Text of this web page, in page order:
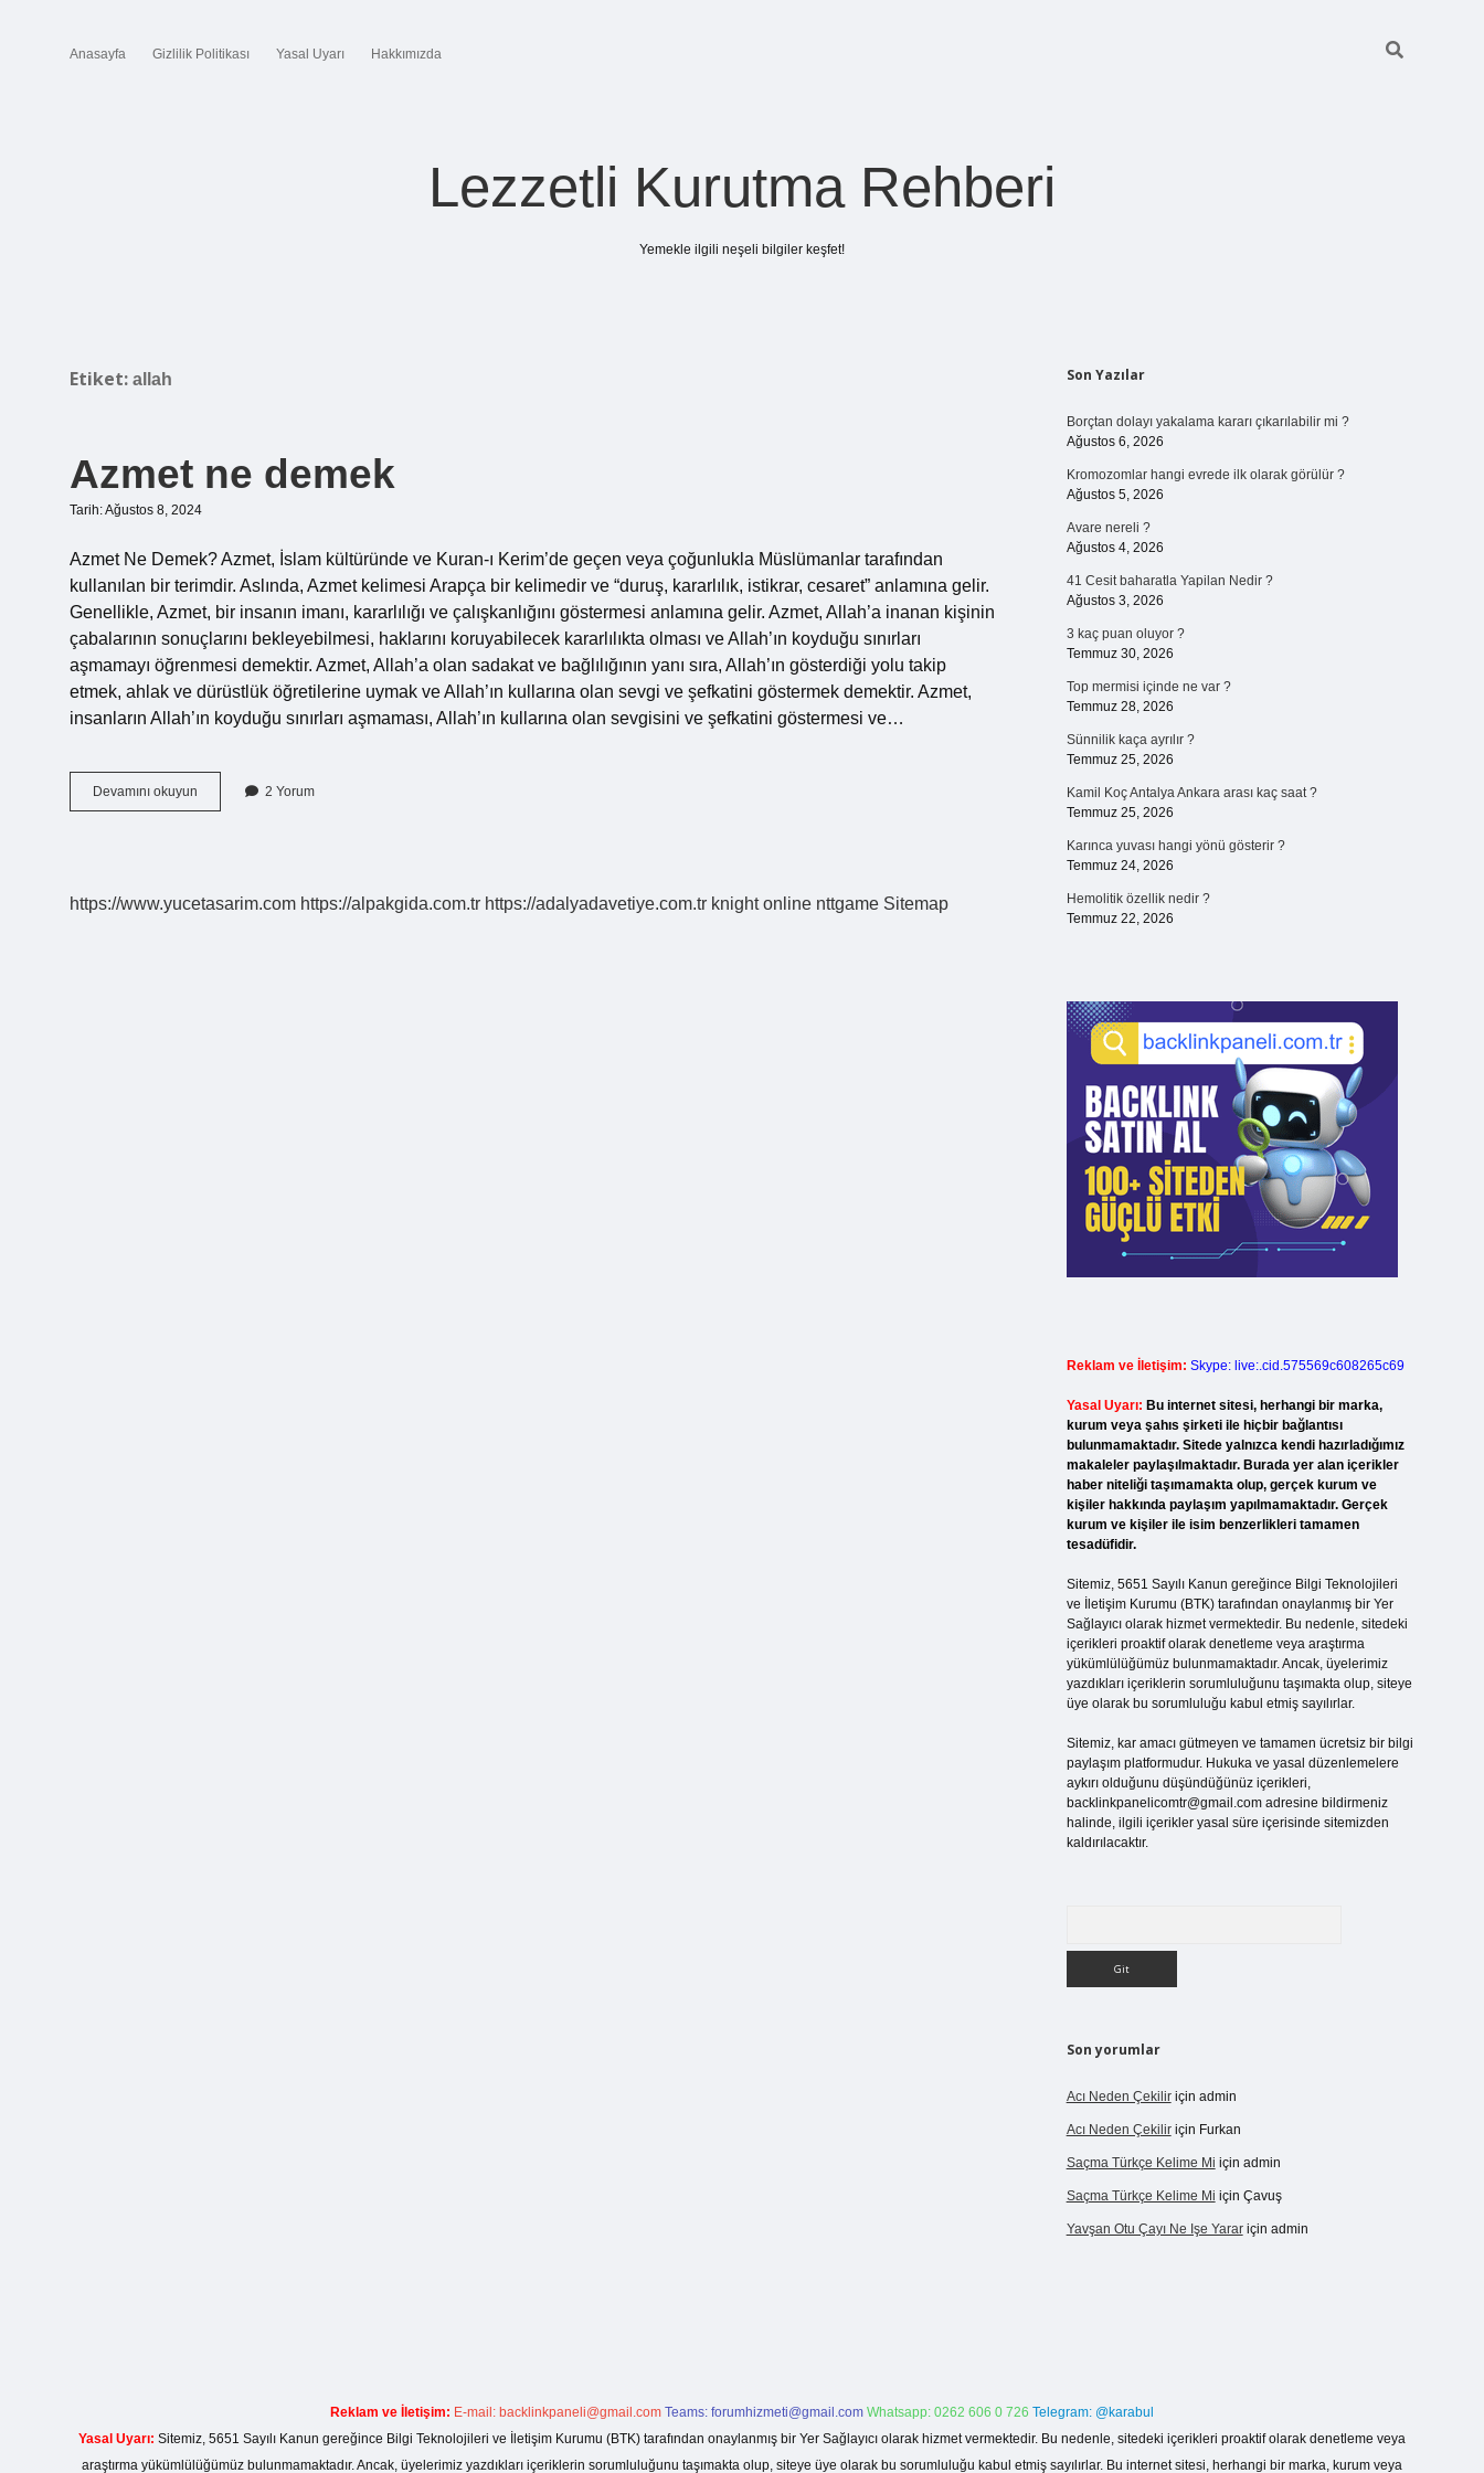
Anasayfa Gizlilik Politikası Yasal Uyarı Hakkımızda
Lezzetli Kurutma Rehberi
Yemekle ilgili neşeli bilgiler keşfet!
Etiket: allah
Azmet ne demek
Tarih: Ağustos 8, 2024
Azmet Ne Demek? Azmet, İslam kültüründe ve Kuran-ı Kerim’de geçen veya çoğunlukla Müslümanlar tarafından
kullanılan bir terimdir. Aslında, Azmet kelimesi Arapça bir kelimedir ve “duruş, kararlılık, istikrar, cesaret” anlamına gelir.
Genellikle, Azmet, bir insanın imanı, kararlılığı ve çalışkanlığını göstermesi anlamına gelir. Azmet, Allah’a inanan kişinin
çabalarının sonuçlarını bekleyebilmesi, haklarını koruyabilecek kararlılıkta olması ve Allah’ın koyduğu sınırları
aşmamayı öğrenmesi demektir. Azmet, Allah’a olan sadakat ve bağlılığının yanı sıra, Allah’ın gösterdiği yolu takip
etmek, ahlak ve dürüstlük öğretilerine uymak ve Allah’ın kullarına olan sevgi ve şefkatini göstermek demektir. Azmet,
insanların Allah’ın koyduğu sınırları aşmaması, Allah’ın kullarına olan sevgisini ve şefkatini göstermesi ve…
Devamını okuyun
ne
2 Yorum
https://www.yucetasarim.com https://alpakgida.com.tr https://adalyadavetiye.com.tr knight online nttgame Sitemap
Sidebar
Son Yazılar
Borçtan dolayı yakalama kararı çıkarılabilir mi ?
Ağustos 6, 2026
Kromozomlar hangi evrede ilk olarak görülür ?
Ağustos 5, 2026
Avare nereli ?
Ağustos 4, 2026
41 Cesit baharatla Yapilan Nedir ?
Ağustos 3, 2026
3 kaç puan oluyor ?
Temmuz 30, 2026
Top mermisi içinde ne var ?
Temmuz 28, 2026
Sünnilik kaça ayrılır ?
Temmuz 25, 2026
Kamil Koç Antalya Ankara arası kaç saat ?
Temmuz 25, 2026
Karınca yuvası hangi yönü gösterir ?
Temmuz 24, 2026
Hemolitik özellik nedir ?
Temmuz 22, 2026
Reklam ve İletişim: Skype: live:.cid.575569c608265c69
Yasal Uyarı: Bu internet sitesi, herhangi bir marka,
kurum veya şahıs şirketi ile hiçbir bağlantısı
bulunmamaktadır. Sitede yalnızca kendi hazırladığımız
makaleler paylaşılmaktadır. Burada yer alan içerikler
haber niteliği taşımamakta olup, gerçek kurum ve
kişiler hakkında paylaşım yapılmamaktadır. Gerçek
kurum ve kişiler ile isim benzerlikleri tamamen
tesadüfidir.
Sitemiz, 5651 Sayılı Kanun gereğince Bilgi Teknolojileri
ve İletişim Kurumu (BTK) tarafından onaylanmış bir Yer
Sağlayıcı olarak hizmet vermektedir. Bu nedenle, sitedeki
içerikleri proaktif olarak denetleme veya araştırma
yükümlülüğümüz bulunmamaktadır. Ancak, üyelerimiz
yazdıkları içeriklerin sorumluluğunu taşımakta olup, siteye
üye olarak bu sorumluluğu kabul etmiş sayılırlar.
Sitemiz, kar amacı gütmeyen ve tamamen ücretsiz bir bilgi
paylaşım platformudur. Hukuka ve yasal düzenlemelere
aykırı olduğunu düşündüğünüz içerikleri,
backlinkpanelicomtr@gmail.comadresine bildirmeniz
halinde, ilgili içerikler yasal süre içerisinde sitemizden
kaldırılacaktır.
Son yorumlar
Acı Neden Çekiliriçin admin
Acı Neden Çekiliriçin Furkan
Saçma Türkçe Kelime Mi için admin
Saçma Türkçe Kelime Mi için Çavuş
Yavşan Otu Çayı Ne Işe Yarariçin admin
Reklam ve İletişim: E-mail: backlinkpaneli@gmail.com Teams: forumhizmeti@gmail.com Whatsapp: 0262 606 0 726 Telegram: @karabul
Yasal Uyarı: Sitemiz, 5651 Sayılı Kanun gereğince Bilgi Teknolojileri ve İletişim Kurumu (BTK) tarafından onaylanmış bir Yer Sağlayıcı olarak hizmet vermektedir. Bu nedenle, sitedeki içerikleri proaktif olarak denetleme veya
araştırma yükümlülüğümüz bulunmamaktadır. Ancak, üyelerimiz yazdıkları içeriklerin sorumluluğunu taşımakta olup, siteye üye olarak bu sorumluluğu kabul etmiş sayılırlar. Bu internet sitesi, herhangi bir marka, kurum veya